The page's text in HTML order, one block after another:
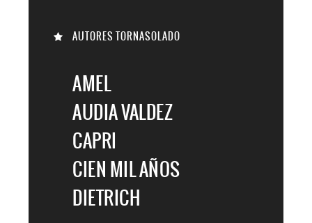
AUTORES TORNASOLADO
AMEL
AUDIA VALDEZ
CAPRI
CIEN MIL AÑOS
DIETRICH